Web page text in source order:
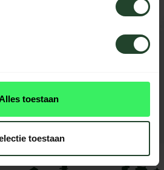
toestaan
toestaan
beoordelingen
Je beoordeling toevoegen